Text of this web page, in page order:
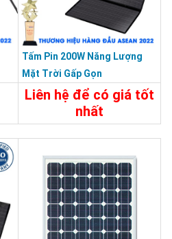
Tấm Pin 200W Năng Lượng
Mặt Trời Gấp Gọn
Liên hệ để có giá tốt
nhất